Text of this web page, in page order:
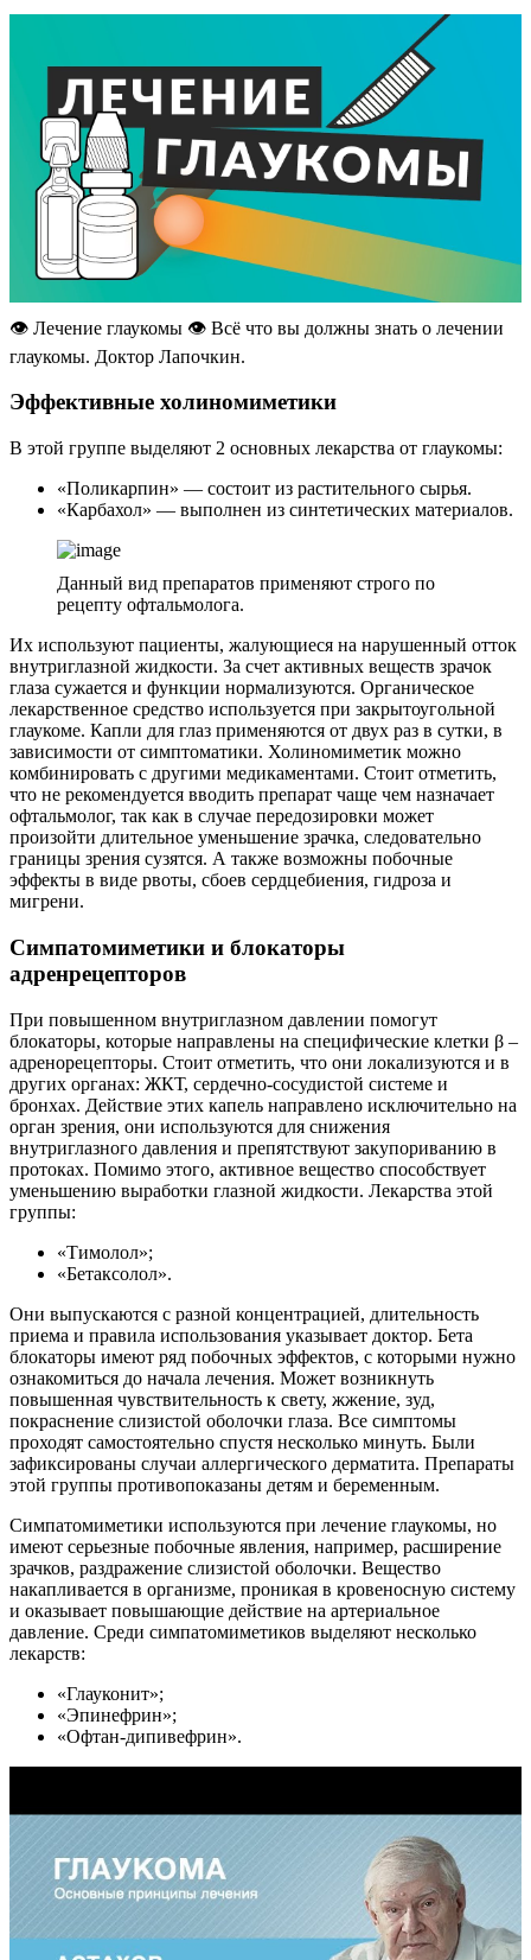
👁️ Лечение глаукомы 👁️ Всё что вы должны знать о лечении
глаукомы. Доктор Лапочкин.
Эффективные холиномиметики
В этой группе выделяют 2 основных лекарства от глаукомы:
«Поликарпин» — состоит из растительного сырья.
«Карбахол» — выполнен из синтетических материалов.
Данный вид препаратов применяют строго по
рецепту офтальмолога.
Их используют пациенты, жалующиеся на нарушенный отток
внутриглазной жидкости. За счет активных веществ зрачок
глаза сужается и функции нормализуются. Органическое
лекарственное средство используется при закрытоугольной
глаукоме. Капли для глаз применяются от двух раз в сутки, в
зависимости от симптоматики. Холиномиметик можно
комбинировать с другими медикаментами. Стоит отметить,
что не рекомендуется вводить препарат чаще чем назначает
офтальмолог, так как в случае передозировки может
произойти длительное уменьшение зрачка, следовательно
границы зрения сузятся. А также возможны побочные
эффекты в виде рвоты, сбоев сердцебиения, гидроза и
мигрени.
Симпатомиметики и блокаторы
адренрецепторов
При повышенном внутриглазном давлении помогут
блокаторы, которые направлены на специфические клетки β –
адренорецепторы. Стоит отметить, что они локализуются и в
других органах: ЖКТ, сердечно-сосудистой системе и
бронхах. Действие этих капель направлено исключительно на
орган зрения, они используются для снижения
внутриглазного давления и препятствуют закупориванию в
протоках. Помимо этого, активное вещество способствует
уменьшению выработки глазной жидкости. Лекарства этой
группы:
«Тимолол»;
«Бетаксолол».
Они выпускаются с разной концентрацией, длительность
приема и правила использования указывает доктор. Бета
блокаторы имеют ряд побочных эффектов, с которыми нужно
ознакомиться до начала лечения. Может возникнуть
повышенная чувствительность к свету, жжение, зуд,
покраснение слизистой оболочки глаза. Все симптомы
проходят самостоятельно спустя несколько минуть. Были
зафиксированы случаи аллергического дерматита. Препараты
этой группы противопоказаны детям и беременным.
Симпатомиметики используются при лечение глаукомы, но
имеют серьезные побочные явления, например, расширение
зрачков, раздражение слизистой оболочки. Вещество
накапливается в организме, проникая в кровеносную систему
и оказывает повышающие действие на артериальное
давление. Среди симпатомиметиков выделяют несколько
лекарств:
«Глауконит»;
«Эпинефрин»;
«Офтан-дипивефрин».